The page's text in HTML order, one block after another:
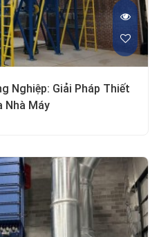
Nghiệp: Giải Pháp Thiết
Nhà Máy